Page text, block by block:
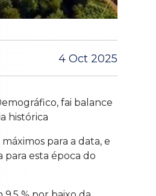
4 Oct 2025
fai balance
histórica
para a data, e
esta época do